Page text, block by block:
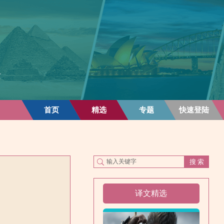
首页 精选 专题 快速登陆
译文精选